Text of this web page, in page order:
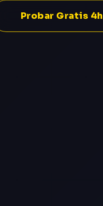
Probar Gratis 4h